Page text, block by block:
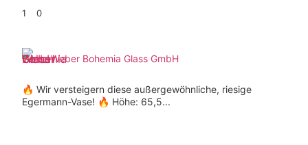
1 0
Weber Bohemia Glass GmbH
🔥 Wir versteigern diese außergewöhnliche, riesige
Egermann-Vase! 🔥 Höhe: 65,5...